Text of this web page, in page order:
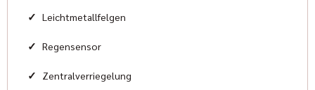
Farbe
Grau Metallic
Farbe (Hersteller)
✓ Leichtmetallfelgen
✓ Regensensor
✓ Zentralverriegelung